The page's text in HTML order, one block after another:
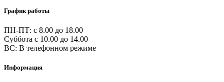
График работы
ПН-ПТ: c 8.00 до 18.00
Суббота с 10.00 до 14.00
ВС: В телефонном режиме
Информация